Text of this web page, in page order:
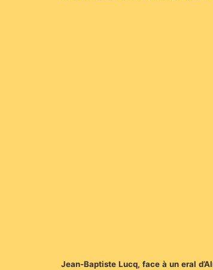
Jean-Baptiste Lucq, face à un eral